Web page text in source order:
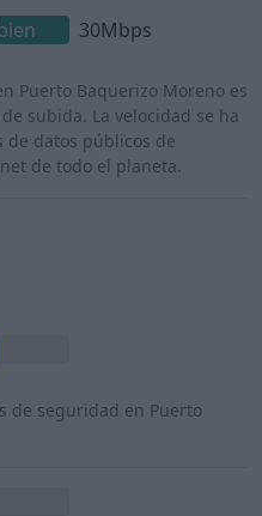
30Mbps
Puerto Baquerizo Moreno es
subida. La velocidad se ha
de datos públicos de
de todo el planeta.
de seguridad en Puerto